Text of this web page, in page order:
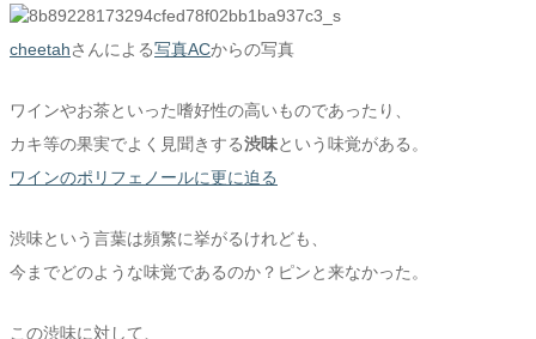
cheetahさんによる写真ACからの写真
ワインやお茶といった嗜好性の高いものであったり、
カキ等の果実でよく見聞きする渋味という味覚がある。
ワインのポリフェノールに更に迫る
渋味という言葉は頻繁に挙がるけれども、
今までどのような味覚であるのか？ピンと来なかった。
この渋味に対して、